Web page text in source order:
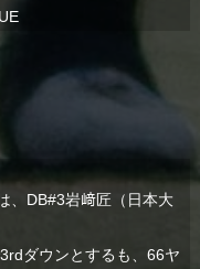
、DB#3岩﨑匠（日本大
ダウンとするも、66ヤ